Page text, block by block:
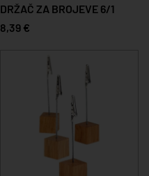
DRŽAČ ZA BROJEVE 6/1
8,39 €